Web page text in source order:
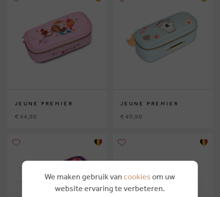
JEUNE PREMIER
€ 44,90
JEUNE PREMIER
€ 49,90
We maken gebruik van cookies om uw
website ervaring te verbeteren.